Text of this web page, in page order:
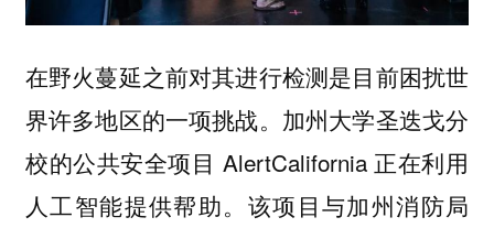
在野火蔓延之前对其进行检测是目前困扰世
界许多地区的一项挑战。加州大学圣迭戈分
校的公共安全项目 AlertCalifornia 正在利用
人工智能提供帮助。该项目与加州消防局